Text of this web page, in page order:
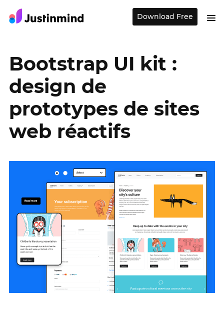
Download Free
Bootstrap UI kit :
design de
prototypes de sites
web réactifs